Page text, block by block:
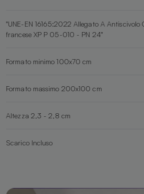
"UNE-EN 16165:2022 Allegato A Antiscivolo
francese XP P 05-010 - PN 24"
Formato minimo 100x70 cm
Formato massimo 200x100 cm
Altezza 2,3 - 2,8 cm
Scarico Incluso